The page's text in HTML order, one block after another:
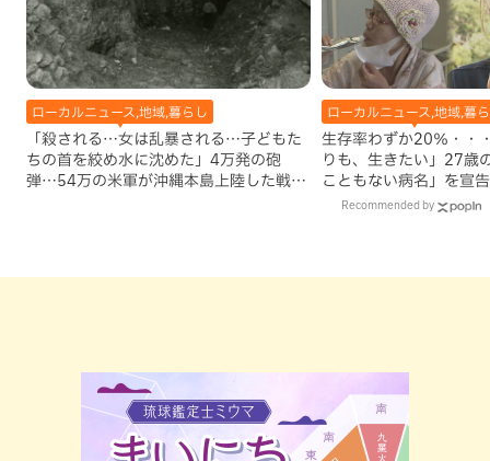
ローカルニュース,地域,暮らし
「殺される…女は乱暴される…子どもた
ちの首を絞め水に沈めた」4万発の砲
弾…54万の米軍が沖縄本島上陸した戦後
ローカルニュース,地域,暮
生存率わずか20％・・
りも、生きたい」27歳
こともない病名」を宣
Recommended by